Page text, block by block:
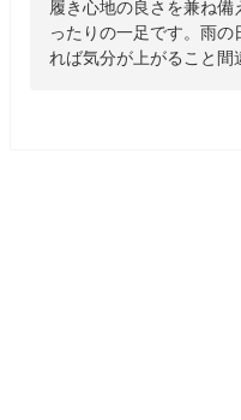
履き心地の良さを兼ね
ったりの一足です。雨
れば気分が上がること間